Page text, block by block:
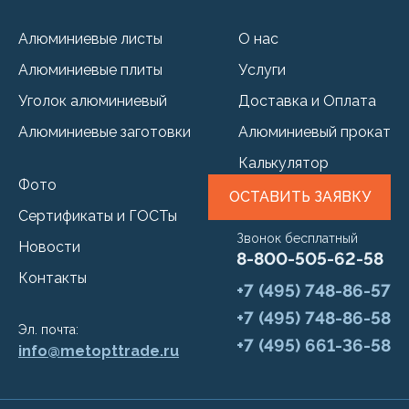
Алюминиевые листы
Алюминиевые плиты
Уголок алюминиевый
Алюминиевые заготовки
О нас
Услуги
Доставка и Оплата
Алюминиевый прокат
Калькулятор
Фото
Сертификаты и ГОСТы
Новости
Контакты
Эл. почта:
info@metopttrade.ru
ОСТАВИТЬ ЗАЯВКУ
Звонок бесплатный
8-800-505-62-58
+7 (495) 748-86-57
+7 (495) 748-86-58
+7 (495) 661-36-58